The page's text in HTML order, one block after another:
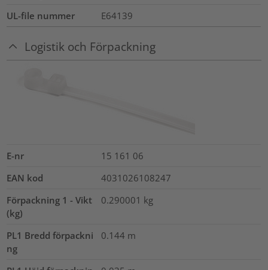
UL-file nummer
E64139
Logistik och Förpackning
E-nr
15 161 06
EAN kod
4031026108247
Förpackning 1 - Vikt
(kg)
0.290001 kg
PL1 Bredd förpackni
ng
0.144 m